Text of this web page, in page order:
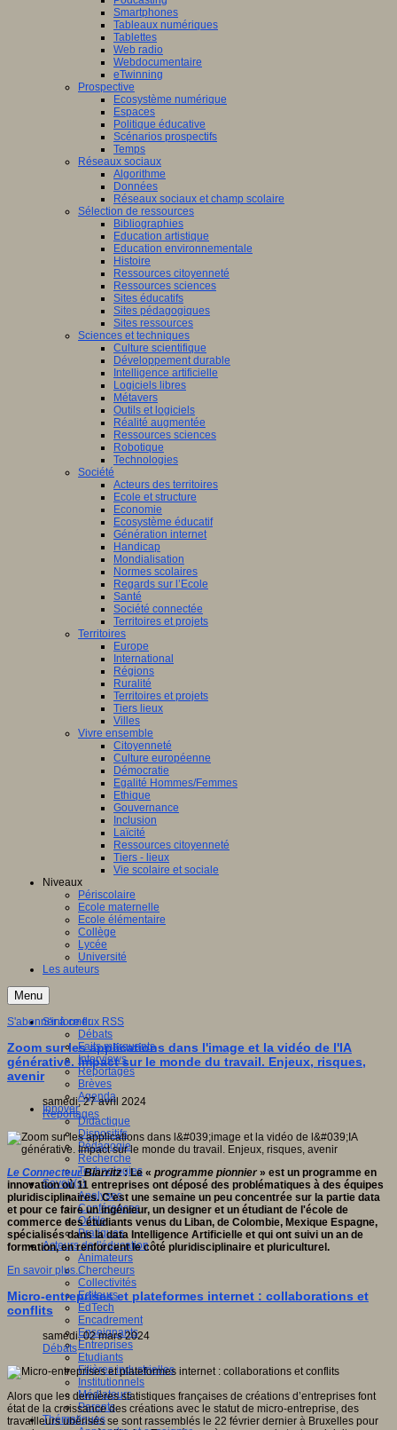
Smartphones
Tableaux numériques
Tablettes
Web radio
Webdocumentaire
eTwinning
Prospective
Ecosystème numérique
Espaces
Politique éducative
Scénarios prospectifs
Temps
Réseaux sociaux
Algorithme
Données
Réseaux sociaux et champ scolaire
Sélection de ressources
Bibliographies
Education artistique
Education environnementale
Histoire
Ressources citoyenneté
Ressources sciences
Sites éducatifs
Sites pédagogiques
Sites ressources
Sciences et techniques
Culture scientifique
Développement durable
Intelligence artificielle
Logiciels libres
Métavers
Outils et logiciels
Réalité augmentée
Ressources sciences
Robotique
Technologies
Société
Acteurs des territoires
Ecole et structure
Economie
Ecosystème éducatif
Génération internet
Handicap
Mondialisation
Normes scolaires
Regards sur l’Ecole
Santé
Société connectée
Territoires et projets
Territoires
Europe
International
Régions
Ruralité
Territoires et projets
Tiers lieux
Villes
Vivre ensemble
Citoyenneté
Culture européenne
Démocratie
Egalité Hommes/Femmes
Ethique
Gouvernance
Inclusion
Laïcité
Ressources citoyenneté
Tiers - lieux
Vie scolaire et sociale
Niveaux
Périscolaire
Ecole maternelle
Ecole élémentaire
Collège
Lycée
Université
Les auteurs
Menu
S'informer
Débats
Faits marquants
Interviews
Reportages
Brèves
Agenda
Innover
Didactique
Dispositifs
Pédagogie
Recherche
Technologies
Savoir(s)
Analyses
Conférences
Outils
Pratiques
Acteurs de l'éducation
Animateurs
Chercheurs
Collectivités
Editeurs
EdTech
Encadrement
Enseignants
Entreprises
Etudiants
Filières industrielles
Institutionnels
Médiateurs
Parents
Thématiques
S'abonner à ce flux RSS
Zoom sur les applications dans l'image et la vidéo de l'IA
générative. Impact sur le monde du travail. Enjeux, risques,
avenir
samedi, 27 avril 2024
Reportages
Le ConnecteurBiarritz: Le « programme pionnier » est un programme en
innovation où 11 entreprises ont déposé des problématiques à des équipes
pluridisciplinaires. C’est une semaine un peu concentrée sur la partie data
et pour ce faire un ingénieur, un designer et un étudiant de l'école de
commerce des étudiants venus du Liban, de Colombie, Mexique Espagne,
spécialisés dans la data Intelligence Artificielle et qui ont suivi un an de
formation, en renforcent le côté pluridisciplinaire et pluriculturel.
En savoir plus...
Micro-entreprises et plateformes internet : collaborations et
conflits
samedi, 02 mars 2024
Débats
Alors que les dernières statistiques françaises de créations d’entreprises font
état de la croissance des créations avec le statut de micro-entreprise, des
travailleurs ubérisés se sont rassemblés le 22 février dernier à Bruxelles pour